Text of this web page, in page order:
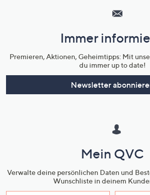
Immer
Premieren, Aktionen, Geheimtipps: Mit
du immer up to date!
Newsletter
Mein QVC
Verwalte deine persönlichen Daten und
Wunschliste in deinem